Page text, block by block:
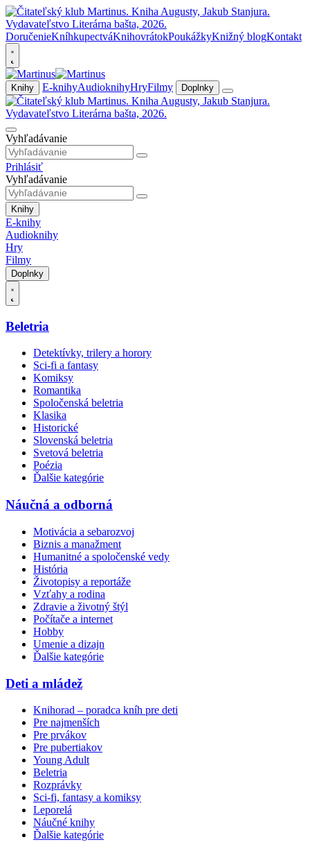
DoručenieKníhkupectváKnihovrátokPoukážkyKnižný blogKontakt
Knihy E-knihyAudioknihyHryFilmy Doplnky
Vyhľadávanie
Prihlásiť
Vyhľadávanie
Knihy
E-knihy
Audioknihy
Hry
Filmy
Doplnky
Beletria
Detektívky, trilery a horory
Sci-fi a fantasy
Komiksy
Romantika
Spoločenská beletria
Klasika
Historické
Slovenská beletria
Svetová beletria
Poézia
Ďalšie kategórie
Náučná a odborná
Motivácia a sebarozvoj
Biznis a manažment
Humanitné a spoločenské vedy
História
Životopisy a reportáže
Vzťahy a rodina
Zdravie a životný štýl
Počítače a internet
Hobby
Umenie a dizajn
Ďalšie kategórie
Deti a mládež
Knihorad – poradca kníh pre deti
Pre najmenších
Pre prvákov
Pre pubertiakov
Young Adult
Beletria
Rozprávky
Sci-fi, fantasy a komiksy
Leporelá
Náučné knihy
Ďalšie kategórie